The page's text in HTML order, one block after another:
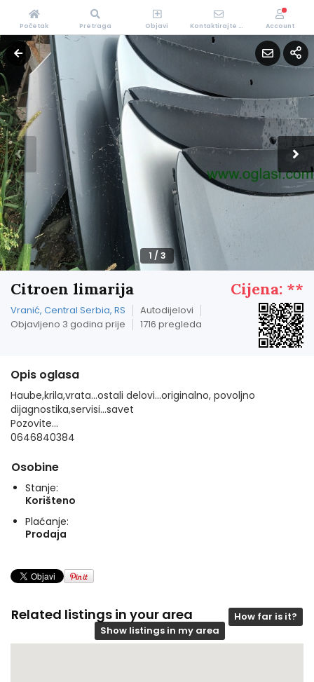
1 / 3
Cijena: **
Citroen limarija
Vranić, Central Serbia, RS
Autodijelovi
Objavljeno 3 godina prije
1716 pregleda
Opis oglasa
Haube,krila,vrata...ostali delovi...originalno, povoljno
dijagnostika,servisi...savet
Pozovite...
0646840384
Osobine
Stanje:
Korišteno
Plaćanje:
Prodaja
Related listings in your area
How far is it?
Show listings in my area
Početak Pretraga Objavi Kontaktirajte Nas Account